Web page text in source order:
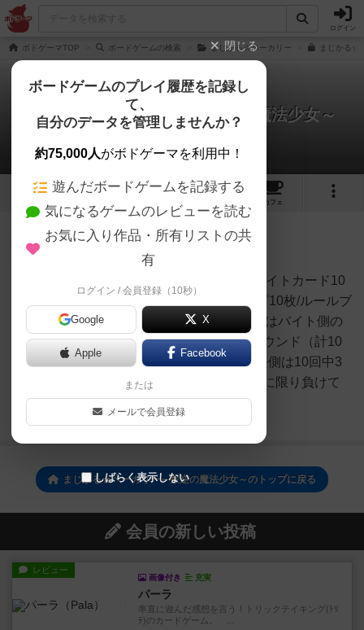
ログイン
ボドゲーマTOP ボードゲームの検索 まじかる☆ベーカリー まじかる☆
まじかる☆ベーカリー～叛逆の魔法少女～
1件のルール/インスト
8 6
カフェ
259名 充実
コンポ―ネント店長カード6枚/バイトカード10
枚/勝敗一覧カード4枚/勝敗チップ10枚/ルールブ
ックルール説明 概要プレイヤーはバイト側の
プレイヤーと店長に分かれ、5ラウンド（計10
回）に渡り魔法を打ち合う。店長側は10回中3
回負ければ敗北だが、1ラウンドに限り負けて
も...
仙人
まじかる☆ベーカリー～叛逆の魔法少女～のトップに戻る
会員の新しい投稿
レビュー
画像付き 充実
パーラ
率直に遊んだ感想を言う！トリックテイキング(ﾄﾘ
ﾃ)のカードゲーム。 ...
閉じる
ボードゲームのプレイ履歴を記録し
て、
自分のデータを管理しませんか？
約75,000人がボドゲーマを利用中！
遊んだボードゲームを記録する
気になるゲームのレビューを読む
お気に入り作品・所有リストの共
有
ログイン / 会員登録（10秒）
Google X
Apple Facebook
または
メールで会員登録
しばらく表示しない